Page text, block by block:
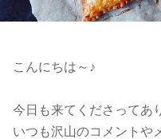
こんにちは～♪
今日も来てくださってあ
いつも沢山のコメントや